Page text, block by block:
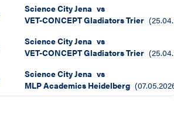
Science City Jena vs
VET-CONCEPT Gladiators Trier (
Science City Jena vs
VET-CONCEPT Gladiators Trier (
Science City Jena vs
MLP Academics Heidelberg (